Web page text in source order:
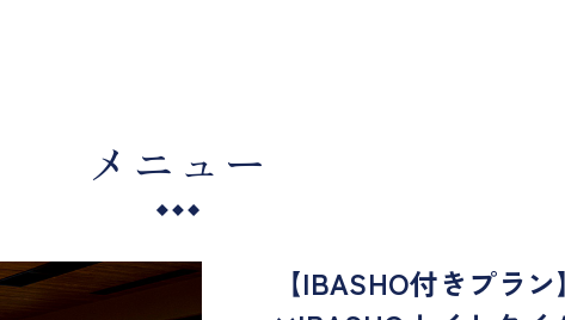
メニュー
【IBASHO付きプラ